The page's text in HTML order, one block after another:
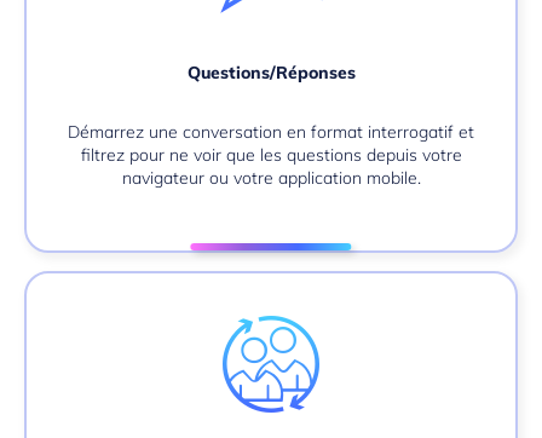
Questions/Réponses
Démarrez une conversation en format interrogatif et
filtrez pour ne voir que les questions depuis votre
navigateur ou votre application mobile.